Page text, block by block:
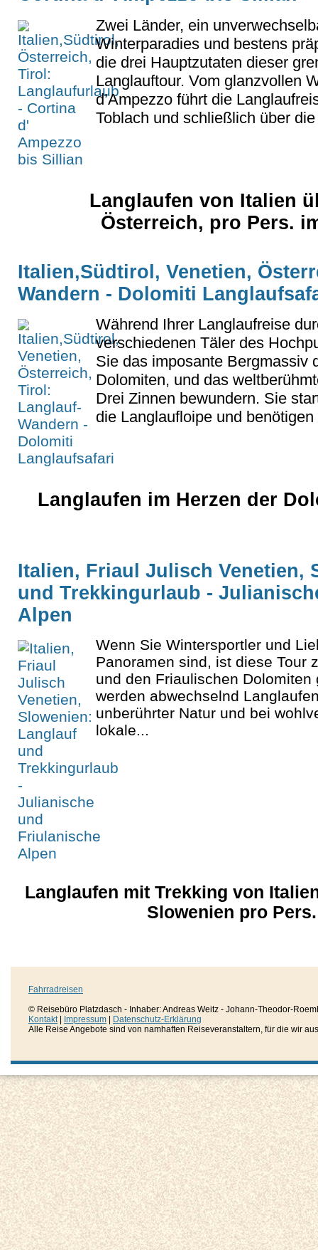
Zwei Länder, ein
Winterparadies und bestens
die drei Hauptzutaten dieser
Langlauftour. Vom glanzvollen
d’Ampezzo führt die
Toblach und schließlich über
Langlaufen von Italien
Österreich, pro Pers.
Italien,Südtirol, Venetien,
Wandern - Dolomiti
Während Ihrer Langlaufreise
verschiedenen Täler des
Sie das imposante Bergmassiv
Dolomiten, und das
Drei Zinnen bewundern. Sie
die Langlaufloipe und
Langlaufen im Herzen der
Italien, Friaul Julisch Venetien,
und Trekkingurlaub -
Alpen
Wenn Sie Wintersportler und
Panoramen sind, ist diese Tour
und den Friaulischen
werden abwechselnd
unberührter Natur und bei
lokale...
Langlaufen mit Trekking von
Slowenien pro
Fahrradreisen
© Reisebüro Platzdasch - Inhaber: Andreas Weitz - Johann-Theodor-
Kontakt| Impressum
Datenschutz-Erklärung
Alle Reise Angebote sind von namhaften Reiseveranstaltern, für die wir